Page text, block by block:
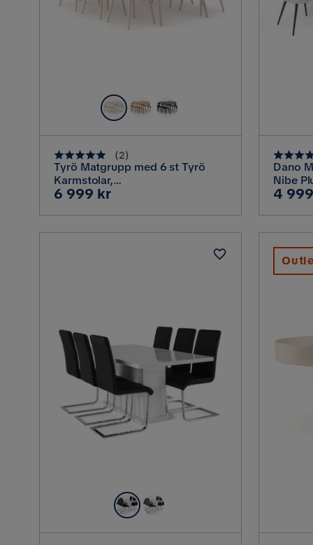
(2)
Tyrö Matgrupp med 6 st Tyrö
Karmstolar,
Whitewash/Whitewash
Pris
6 999 kr
Dano
Nibe
Pris
4